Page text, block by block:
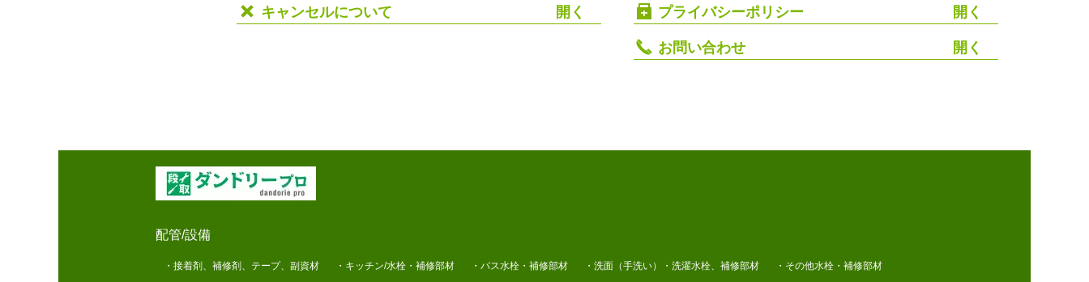
キャンセルについて プライバシーポリシー
お問い合わせ
配管/設備
・接着剤、補修剤、テープ、副資材 ・キッチン/水栓・補修部材 ・バス水栓・補修部材 ・洗面（手洗い）・洗濯水栓、補修部材 ・その他水栓・補修部材